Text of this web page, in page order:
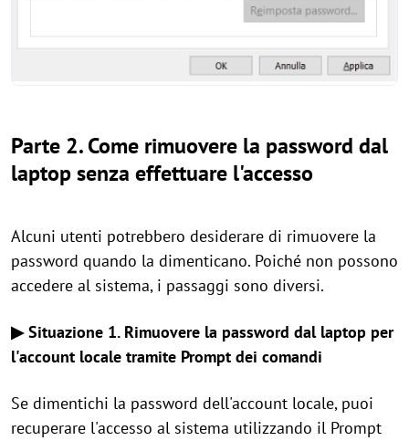
Parte 2. Come rimuovere la password dal
laptop senza effettuare l'accesso
Alcuni utenti potrebbero desiderare di rimuovere la
password quando la dimenticano. Poiché non possono
accedere al sistema, i passaggi sono diversi.
▶ Situazione 1. Rimuovere la password dal laptop per
l'account locale tramite Prompt dei comandi
Se dimentichi la password dell'account locale, puoi
recuperare l'accesso al sistema utilizzando il Prompt